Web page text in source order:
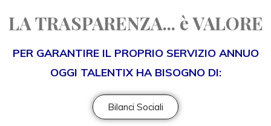
LA TRASPARENZA... è VALORE
PER GARANTIRE IL PROPRIO SERVIZIO ANNUO
OGGI TALENTIX HA BISOGNO DI:
Bilanci Sociali